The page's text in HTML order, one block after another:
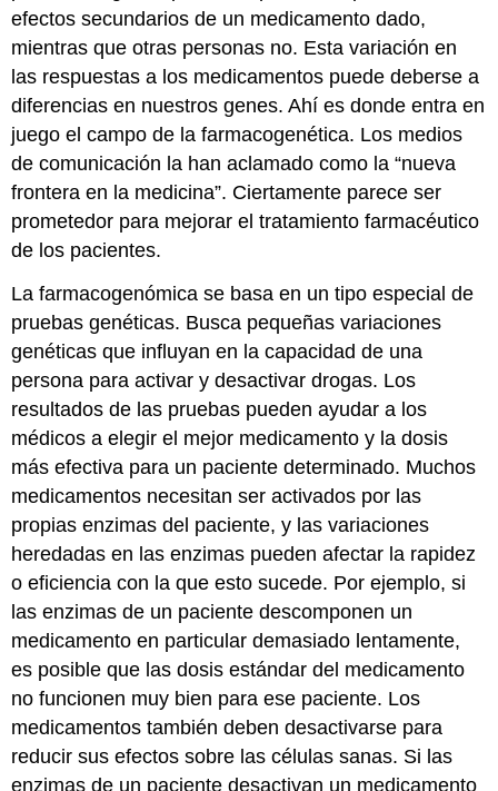
efectos secundarios de un medicamento dado,
mientras que otras personas no. Esta variación en
las respuestas a los medicamentos puede deberse a
diferencias en nuestros genes. Ahí es donde entra en
juego el campo de la farmacogenética. Los medios
de comunicación la han aclamado como la “nueva
frontera en la medicina”. Ciertamente parece ser
prometedor para mejorar el tratamiento farmacéutico
de los pacientes.
La farmacogenómica se basa en un tipo especial de
pruebas genéticas. Busca pequeñas variaciones
genéticas que influyan en la capacidad de una
persona para activar y desactivar drogas. Los
resultados de las pruebas pueden ayudar a los
médicos a elegir el mejor medicamento y la dosis
más efectiva para un paciente determinado. Muchos
medicamentos necesitan ser activados por las
propias enzimas del paciente, y las variaciones
heredadas en las enzimas pueden afectar la rapidez
o eficiencia con la que esto sucede. Por ejemplo, si
las enzimas de un paciente descomponen un
medicamento en particular demasiado lentamente,
es posible que las dosis estándar del medicamento
no funcionen muy bien para ese paciente. Los
medicamentos también deben desactivarse para
reducir sus efectos sobre las células sanas. Si las
enzimas de un paciente desactivan un medicamento